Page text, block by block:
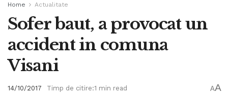
Home Actualitate
Sofer baut, a provocat un
accident in comuna
Visani
14/10/2017 Timp de citire:1 min read AA